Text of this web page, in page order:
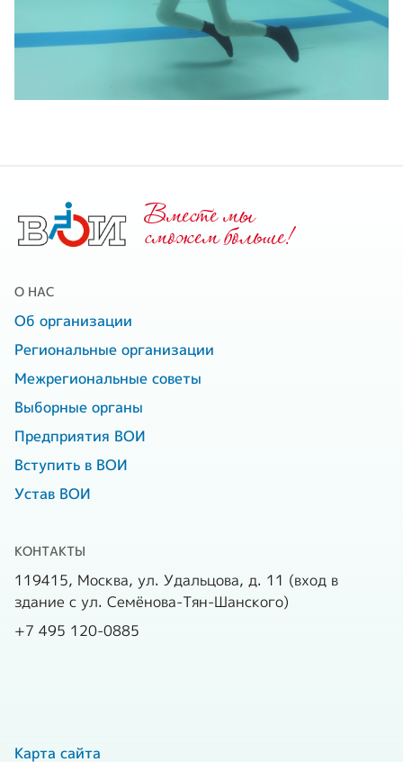
Вместе мы
cможем больше!
О НАС
Об организации
Региональные организации
Межрегиональные советы
Выборные органы
Предприятия ВОИ
Вступить в ВОИ
Устав ВОИ
КОНТАКТЫ
119415, Москва, ул. Удальцова, д. 11 (вход в
здание с ул. Семёнова-Тян-Шанского)
+7 495 120-0885
Карта сайта